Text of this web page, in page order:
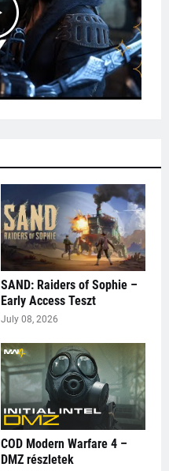
SAND: Raiders of Sophie –
Early Access Teszt
July 08, 2026
COD Modern Warfare 4 –
DMZ részletek